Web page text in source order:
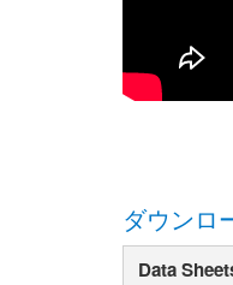
ダウンロ
Data